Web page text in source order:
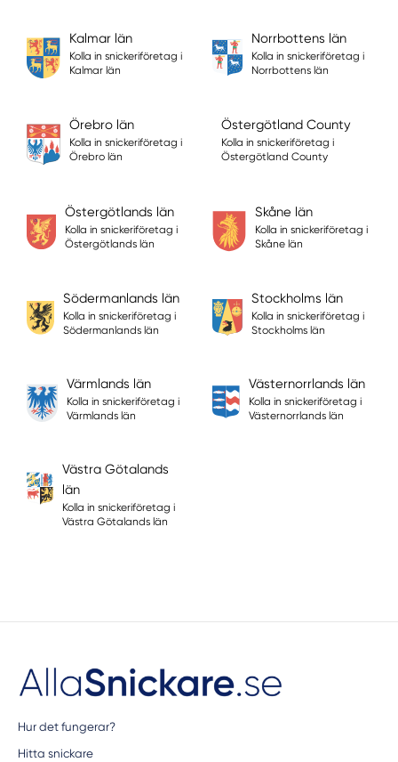
Kalmar län
Kolla in snickeriföretag i
Kalmar län
Norrbottens län
Kolla in snickeriföretag i
Norrbottens län
Örebro län
Kolla in snickeriföretag i
Örebro län
Östergötland County
Kolla in snickeriföretag i
Östergötland County
Östergötlands län
Kolla in snickeriföretag i
Östergötlands län
Skåne län
Kolla in snickeriföretag i
Skåne län
Södermanlands län
Kolla in snickeriföretag i
Södermanlands län
Stockholms län
Kolla in snickeriföretag i
Stockholms län
Värmlands län
Kolla in snickeriföretag i
Värmlands län
Västernorrlands län
Kolla in snickeriföretag i
Västernorrlands län
Västra Götalands
län
Kolla in snickeriföretag i
Västra Götalands län
Hur det fungerar?
Hitta snickare